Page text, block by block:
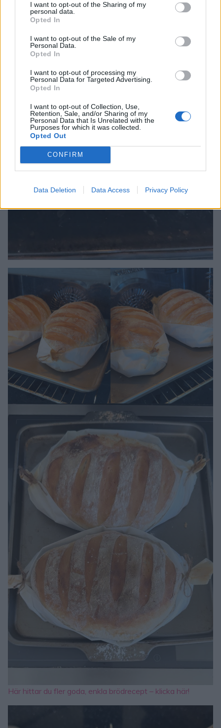
I want to opt-out of the Sharing of my
personal data.
Opted In
I want to opt-out of the Sale of my
Personal Data.
Opted In
I want to opt-out of processing my
Personal Data for Targeted Advertising.
Opted In
I want to opt-out of Collection, Use,
Retention, Sale, and/or Sharing of my
Personal Data that Is Unrelated with the
Purposes for which it was collected.
Opted Out
CONFIRM
Data Deletion Data Access Privacy Policy
Här hittar du fler goda, enkla brödrecept – klicka här!